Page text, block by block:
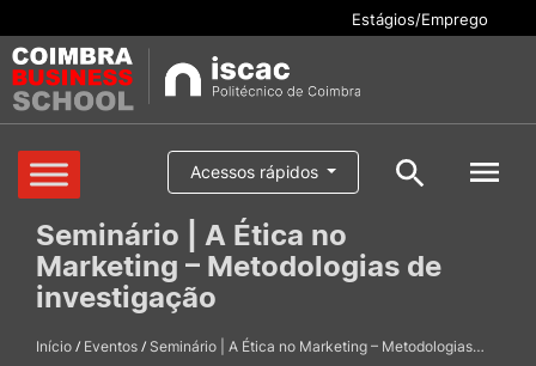
Cursos
Aluno/a
Serviços
Estágios/Emprego
Acessos rápidos
Pesquisar
Oferta formativa Pesquisa geral
Seminário | A Ética no
Marketing – Metodologias de
investigação
Início / Eventos / Seminário | A Ética no Marketing – Metodologias…